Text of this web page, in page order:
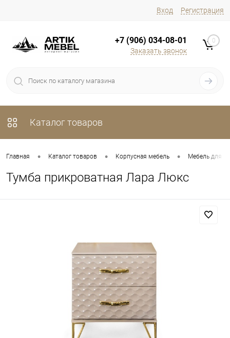
Вход Регистрация
+7 (906) 034-08-01
Заказать звонок
0
Каталог товаров
Главная • Каталог товаров • Корпусная мебель • Мебель для
Тумба прикроватная Лара Люкс